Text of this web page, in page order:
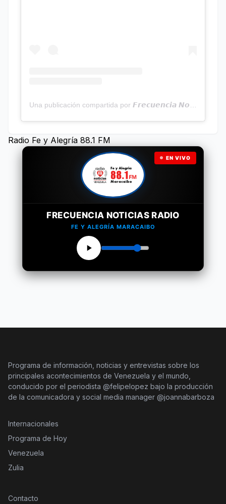
Radio Fe y Alegría 88.1 FM
EN VIVO
FRECUENCIA NOTICIAS RADIO
FE Y ALEGRÍA MARACAIBO
Programa de información, noticias y entrevistas sobre los
principales acontecimientos de Venezuela y el mundo,
conducido por el periodista @felipelopez bajo la producción
de la comunicadora y social media manager @joannabarboza
Internacionales
Programa de Hoy
Venezuela
Zulia
Contacto